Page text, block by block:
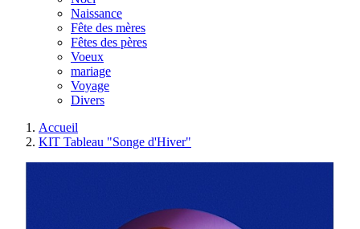
Naissance
Fête des mères
Fêtes des pères
Voeux
mariage
Voyage
Divers
Accueil
KIT Tableau "Songe d'Hiver"